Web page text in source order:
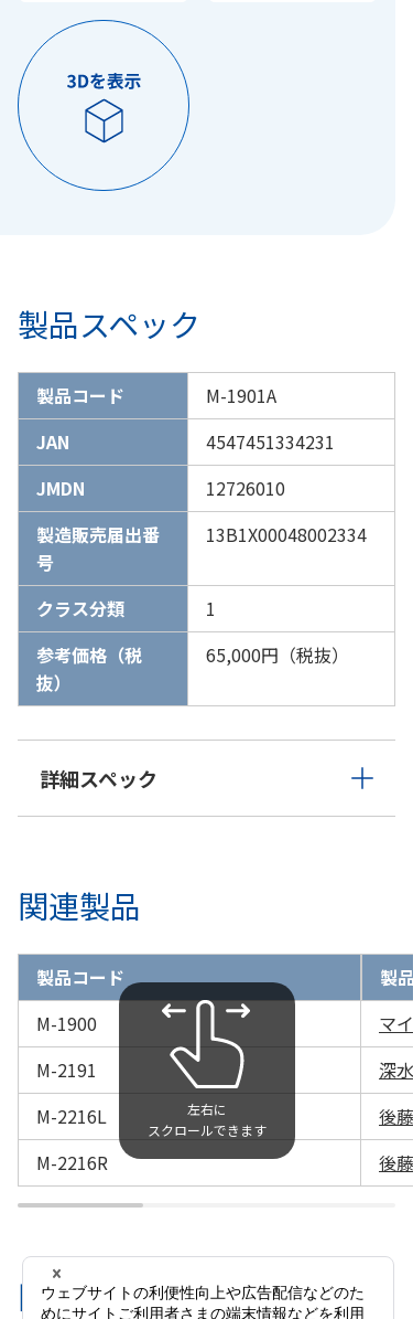
製品スペック
製品コード
M-1901A
JAN
4547451334231
JMDN
12726010
製造販売届出番
号
13B1X00048002334
クラス分類
1
参考価格（税
抜）
65,000円（税抜）
詳細スペック
関連製品
製品コード
製品
M-1900
マ
M-2191
深
M-2216L
後
M-2216R
後
関連カテゴリ